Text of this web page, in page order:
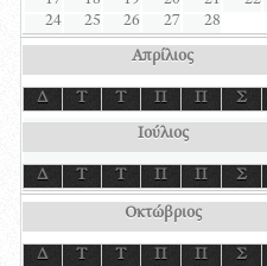
24
25 26 27 28
Απρίλιος
Δ Τ Τ Π Π Σ
Ιούλιος
Δ Τ Τ Π Π Σ
Οκτώβριος
Δ Τ Τ Π Π Σ